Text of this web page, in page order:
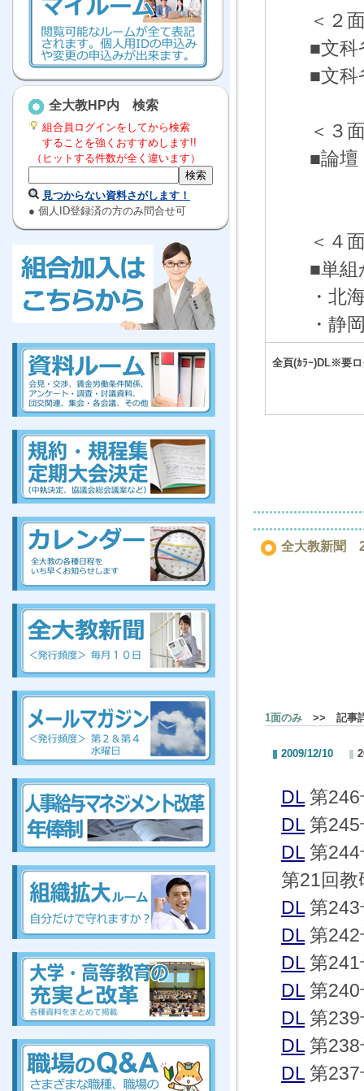
全大教HP内 検索
組合員ログインをしてから検索
することを強くおすすめします!!
（ヒットする件数が全く違います）
見つからない資料さがします！
● 個人ID登録済の方のみ問合せ可
＜２
■文科
■文科
＜３
■論壇
＜４
■単
・北
・静
全頁(ｶﾗｰ)DL※要ロ
全大教新聞
1面のみ >> 記事
2009/12/10
DL 第
DL 第
DL 第
第21回
DL 第
DL 第
DL 第
DL 第
DL 第
DL 第
DL 第